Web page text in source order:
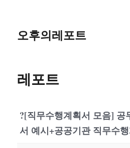
오후의레포트
레포트
?[직무수행계획서 모음] 공
서 예시+공공기관 직무수